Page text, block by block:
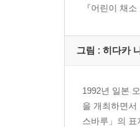
『어린이 채
그림 : 히다카
1992년 일본
을 개최하면
스바루」의 표